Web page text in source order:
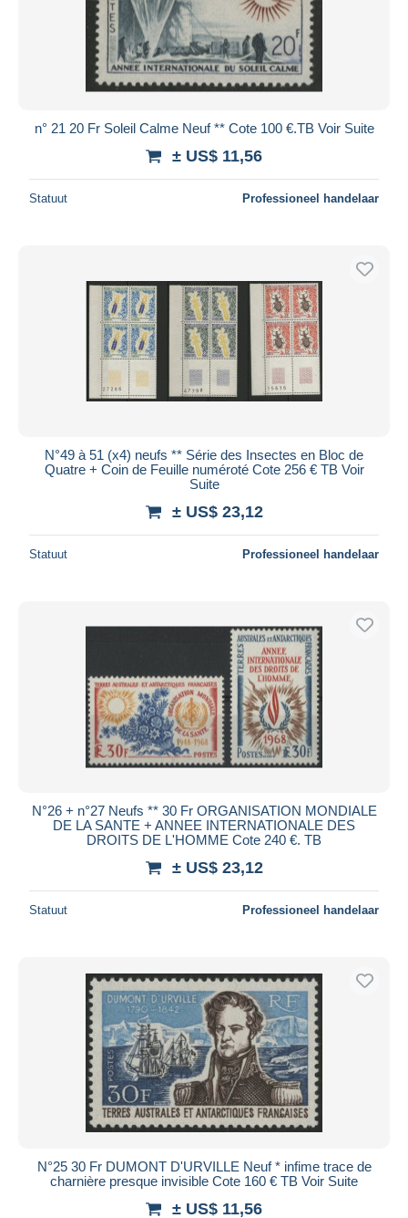
n° 21 20 Fr Soleil Calme Neuf ** Cote 100 €.TB Voir Suite
± US$ 11,56
Statuut Professioneel handelaar
N°49 à 51 (x4) neufs ** Série des Insectes en Bloc de
Quatre + Coin de Feuille numéroté Cote 256 € TB Voir
Suite
± US$ 23,12
Statuut Professioneel handelaar
N°26 + n°27 Neufs ** 30 Fr ORGANISATION MONDIALE
DE LA SANTE + ANNEE INTERNATIONALE DES
DROITS DE L'HOMME Cote 240 €. TB
± US$ 23,12
Statuut Professioneel handelaar
N°25 30 Fr DUMONT D'URVILLE Neuf * infime trace de
charnière presque invisible Cote 160 € TB Voir Suite
± US$ 11,56